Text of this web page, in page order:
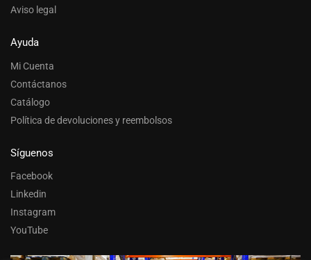
Aviso legal
Ayuda
Mi Cuenta
Contáctanos
Catálogo
Política de devoluciones y reembolsos
Síguenos
Facebook
Linkedin
Instagram
YouTube